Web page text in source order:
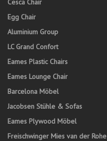
Cesca Chair
Egg Chair
Aluminium Group
LC Grand Confort
Eames Plastic Chairs
Eames Lounge Chair
Barcelona Möbel
Jacobsen Stühle & Sofas
Eames Plywood Möbel
Freischwinger Mies van der Rohe